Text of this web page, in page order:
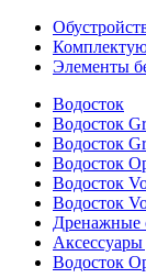
Элементы
Водосток
Водосток
Водосток
Водосток
Водосток
Водосток
Дренажные
Аксессуары
Водосток